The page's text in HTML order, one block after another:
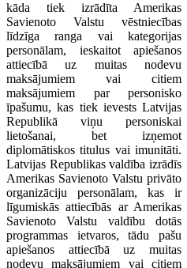
kāda tiek izrādīta Amerikas
Savienoto Valstu vēstniecības
līdzīga ranga vai kategorijas
personālam, ieskaitot apiešanos
attiecībā uz muitas nodevu
maksājumiem vai citiem
maksājumiem par personisko
īpašumu, kas tiek ievests Latvijas
Republikā viņu personiskai
lietošanai, bet izņemot
diplomātiskos titulus vai imunitāti.
Latvijas Republikas valdība izrādīs
Amerikas Savienoto Valstu privāto
organizāciju personālam, kas ir
līgumiskās attiecībās ar Amerikas
Savienoto Valstu valdību dotās
programmas ietvaros, tādu pašu
apiešanos attiecībā uz muitas
nodevu maksājumiem vai citiem